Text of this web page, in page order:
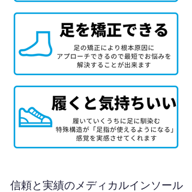
信頼と実績のメディカルインソール